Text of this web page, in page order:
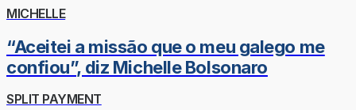
MICHELLE
“Aceitei a missão que o meu galego me
confiou”, diz Michelle Bolsonaro
SPLIT PAYMENT